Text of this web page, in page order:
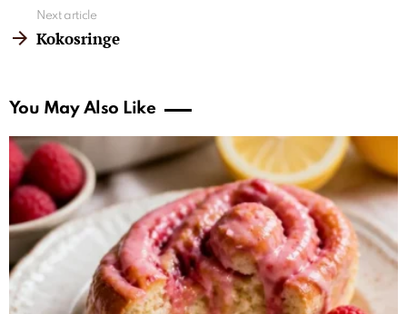
Next article
Kokosringe
You May Also Like